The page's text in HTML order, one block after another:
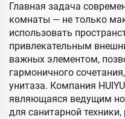
Главная задача
комнаты — не только
использовать
привлекательным
важных элементом,
гармоничного
унитаза. Компания
являющаяся ведущим
для санитарной